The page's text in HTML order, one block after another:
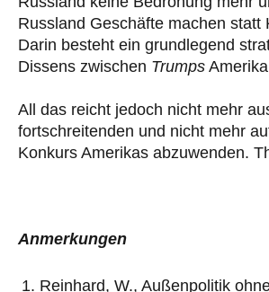
Russland Geschäfte machen statt
Darin besteht ein grundlegend
Dissens zwischen Trumps
All das reicht jedoch nicht mehr
fortschreitenden und nicht mehr
Konkurs Amerikas abzuwenden.
Anmerkungen
Reinhard, W., Außenpolitik